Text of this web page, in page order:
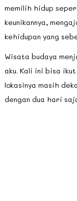
memilih hidup
keunikannya,
kehidupan yang
Wisata budaya
aku. Kali ini bisa
lokasinya masih
dengan dua hari